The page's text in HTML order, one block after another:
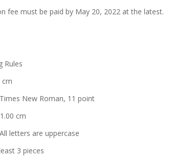
fee must be paid by May 20, 2022 at the latest.
Rules
New Roman, 11 point
cm
are uppercase
3 pieces